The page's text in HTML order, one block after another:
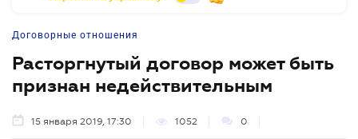
Договорные отношения
Расторгнутый договор может быть
признан недействительным
15 января 2019, 17:30 1052 0